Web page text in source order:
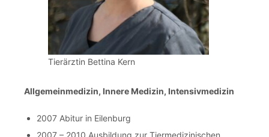
Tierärztin Bettina Kern
Allgemeinmedizin, Innere Medizin, Intensivmedizin
2007 Abitur in Eilenburg